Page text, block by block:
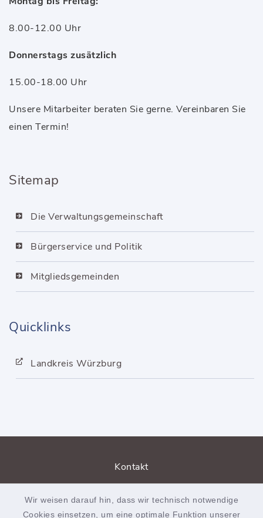
Wir weisen darauf hin, dass wir technisch notwendige
Cookies einsetzen, um eine optimale Funktion unserer
8.00-12.00 Uhr
Donnerstags zusätzlich
15.00-18.00 Uhr
Unsere Mitarbeiter beraten Sie gerne. Vereinbaren Sie
einen Termin!
Sitemap
Die Verwaltungsgemeinschaft
Bürgerservice und Politik
Mitgliedsgemeinden
Quicklinks
Landkreis Würzburg
Kontakt